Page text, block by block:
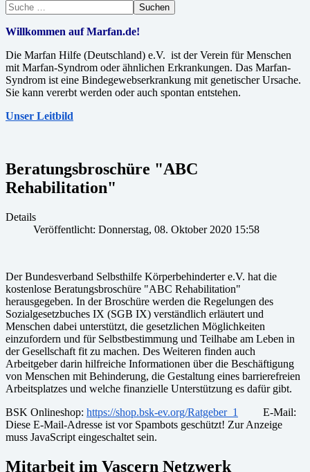
Suchen
Willkommen auf Marfan.de!
Die Marfan Hilfe (Deutschland) e.V. ist der Verein für Menschen
mit Marfan-Syndrom oder ähnlichen Erkrankungen. Das Marfan-
Syndrom ist eine Bindegewebserkrankung mit genetischer Ursache.
Sie kann vererbt werden oder auch spontan entstehen.
Unser Leitbild
Beratungsbroschüre "ABC
Rehabilitation"
Details
Veröffentlicht: Donnerstag, 08. Oktober 2020 15:58
Der Bundesverband Selbsthilfe Körperbehinderter e.V. hat die
kostenlose Beratungsbroschüre "ABC Rehabilitation"
herausgegeben. In der Broschüre werden die Regelungen des
Sozialgesetzbuches IX (SGB IX) verständlich erläutert und
Menschen dabei unterstützt, die gesetzlichen Möglichkeiten
einzufordern und für Selbstbestimmung und Teilhabe am Leben in
der Gesellschaft fit zu machen. Des Weiteren finden auch
Arbeitgeber darin hilfreiche Informationen über die Beschäftigung
von Menschen mit Behinderung, die Gestaltung eines barrierefreien
Arbeitsplatzes und welche finanzielle Unterstützung es dafür gibt.
BSK Onlineshop: https://shop.bsk-ev.org/Ratgeber_1
E-Mail:
Diese E-Mail-Adresse ist vor Spambots geschützt! Zur Anzeige
muss JavaScript eingeschaltet sein.
Mitarbeit im Vascern Netzwerk